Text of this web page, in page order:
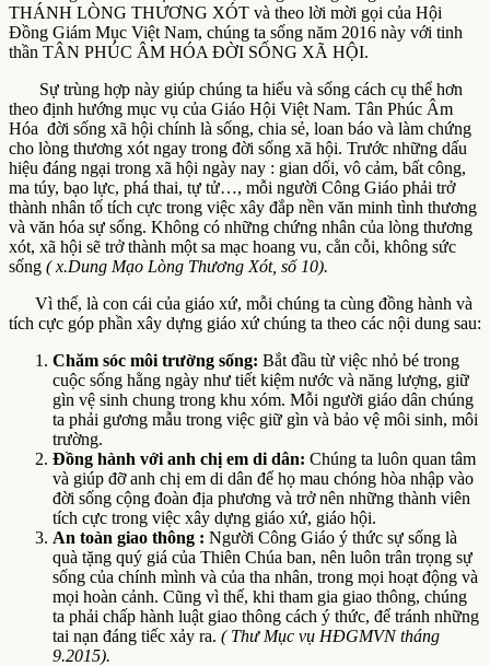
THÁNH LÒNG THƯƠNG XÓT và theo lời mời gọi của Hội
Đồng Giám Mục Việt Nam, chúng ta sống năm 2016 này với tinh
thần TÂN PHÚC ÂM HÓA ĐỜI SỐNG XÃ HỘI.
Sự trùng hợp này giúp chúng ta hiểu và sống cách cụ thể hơn
theo định hướng mục vụ của Giáo Hội Việt Nam. Tân Phúc Âm
Hóa đời sống xã hội chính là sống, chia sẻ, loan báo và làm chứng
cho lòng thương xót ngay trong đời sống xã hội. Trước những dấu
hiệu đáng ngại trong xã hội ngày nay : gian dối, vô cảm, bất công,
ma túy, bạo lực, phá thai, tự tử…, mỗi người Công Giáo phải trở
thành nhân tố tích cực trong việc xây đắp nền văn minh tình thương
và văn hóa sự sống. Không có những chứng nhân của lòng thương
xót, xã hội sẽ trở thành một sa mạc hoang vu, cằn cỗi, không sức
sống ( x.Dung Mạo Lòng Thương Xót, số 10).
Vì thế, là con cái của giáo xứ, mỗi chúng ta cùng đồng hành và
tích cực góp phần xây dựng giáo xứ chúng ta theo các nội dung sau:
Chăm sóc môi trường sống: Bắt đầu từ việc nhỏ bé trong
cuộc sống hằng ngày như tiết kiệm nước và năng lượng, giữ
gìn vệ sinh chung trong khu xóm. Mỗi người giáo dân chúng
ta phải gương mẫu trong việc giữ gìn và bảo vệ môi sinh, môi
trường.
Đồng hành với anh chị em di dân: Chúng ta luôn quan tâm
và giúp đỡ anh chị em di dân để họ mau chóng hòa nhập vào
đời sống cộng đoàn địa phương và trở nên những thành viên
tích cực trong việc xây dựng giáo xứ, giáo hội.
An toàn giao thông : Người Công Giáo ý thức sự sống là
quà tặng quý giá của Thiên Chúa ban, nên luôn trân trọng sự
sống của chính mình và của tha nhân, trong mọi hoạt động và
mọi hoàn cảnh. Cũng vì thế, khi tham gia giao thông, chúng
ta phải chấp hành luật giao thông cách ý thức, để tránh những
tai nạn đáng tiếc xảy ra. ( Thư Mục vụ HĐGMVN tháng
9.2015).